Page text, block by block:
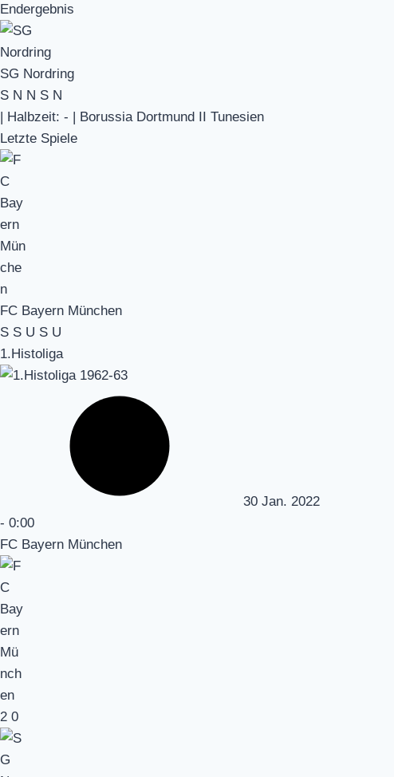
Endergebnis
SG Nordring
S N N S N
| Halbzeit: - | Borussia Dortmund II Tunesien
Letzte Spiele
FC Bayern München
S S U S U
1.Histoliga
30 Jan. 2022
- 0:00
FC Bayern München
2 0